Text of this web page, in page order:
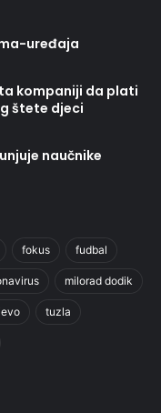
uređaja
kompaniji da plati
štete djeci
naučnike
fokus fudbal
milorad dodik
tuzla